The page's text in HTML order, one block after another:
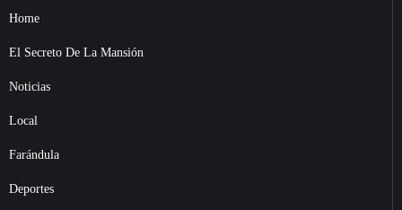
Home
El Secreto De La Mansión
Noticias
Local
Farándula
Deportes